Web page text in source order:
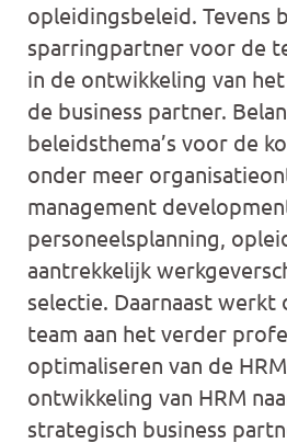
opleidingsbeleid. Tevens
sparringpartner voor de
in de ontwikkeling van
de business partner.
beleidsthema’s voor de
onder meer
management
personeelsplanning,
aantrekkelijk
selectie. Daarnaast werkt
team aan het verder
optimaliseren van de
ontwikkeling van HRM
strategisch business